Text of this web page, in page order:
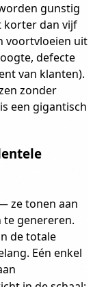
gunstig
korter dan vijf
voortvloeien uit
defecte
van klanten).
zonder
een gigantisch
ze tonen aan
genereren.
de totale
Eén enkel